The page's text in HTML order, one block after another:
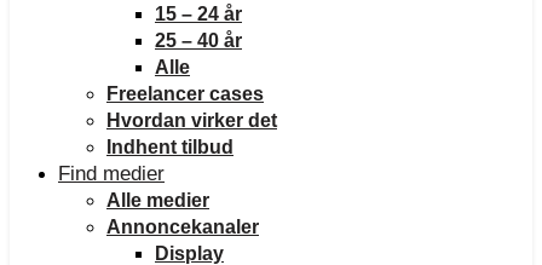
15 – 24 år
25 – 40 år
Alle
Freelancer cases
Hvordan virker det
Indhent tilbud
Find medier
Alle medier
Annoncekanaler
Display